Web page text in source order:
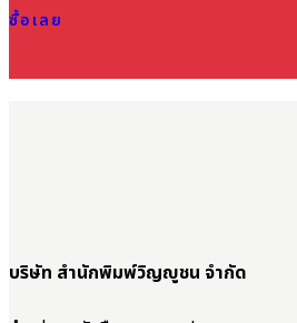
ซื้อเลย
บริษัท สำนักพิมพ์วิญญูชน จำกัด